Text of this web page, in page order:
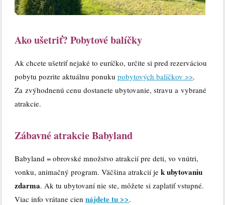
Ako ušetriť? Pobytové balíčky
Ak chcete ušetriť nejaké to euríčko, určite si pred rezerváciou
pobytu pozrite aktuálnu ponukupobytových balíčkov >>.
Za zvýhodnenú cenu dostanete ubytovanie, stravu a vybrané
atrakcie.
Zábavné atrakcie Babyland
Babyland = obrovské množstvo atrakcií pre deti, vo vnútri,
vonku, animačný program. Väčšina atrakcií jek ubytovaniu
zdarma. Ak tu ubytovaní nie ste, môžete si zaplatiť vstupné.
Viac info vrátane ciennájdete tu >>.